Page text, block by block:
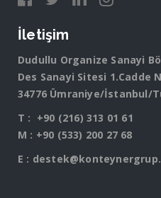
İletişim
Dudullu Organize Sanayi
Des Sanayi Sitesi 1.Cadde
34776 Ümraniye/İstanbul/
T : +90 (216) 313 01 61
M : +90 (533) 200 27 68
E :